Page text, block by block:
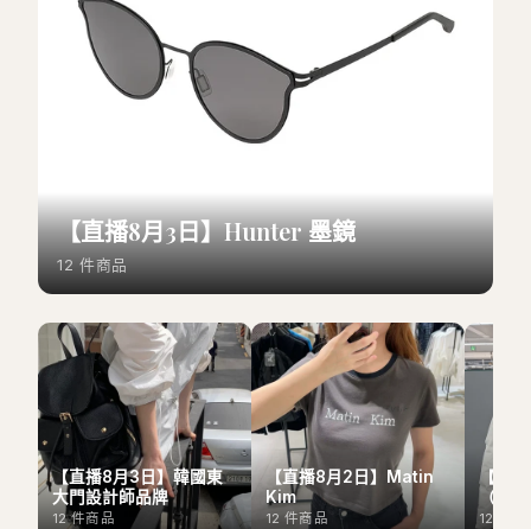
【直播8月3日】Hunter 墨鏡
12 件商品
【直播8月3日】韓國東
大門設計師品牌
12件商品
【直播8月2日】Matin
Kim
12 件商品
【直
（
12